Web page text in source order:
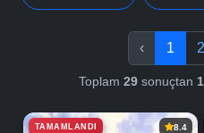
‹ 1 2
Toplam 29sonuçtan 1
TAMAMLANDI 8.4